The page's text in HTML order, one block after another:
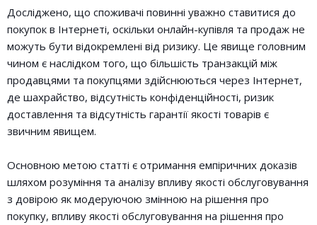
Досліджено, що споживачі повинні уважно ставитися до
покупок в Інтернеті, оскільки онлайн-купівля та продаж не
можуть бути відокремлені від ризику. Це явище головним
чином є наслідком того, що більшість транзакцій між
продавцями та покупцями здійснюються через Інтернет,
де шахрайство, відсутність конфіденційності, ризик
доставлення та відсутність гарантії якості товарів є
звичним явищем.
Основною метою статті є отримання емпіричних доказів
шляхом розуміння та аналізу впливу якості обслуговування
з довірою як модеруючою змінною на рішення про
покупку, впливу якості обслуговування на рішення про